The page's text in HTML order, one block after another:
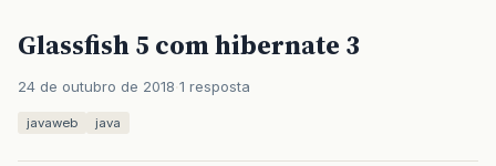
Glassfish 5 com hibernate 3
24 de outubro de 2018 1 resposta
javaweb java